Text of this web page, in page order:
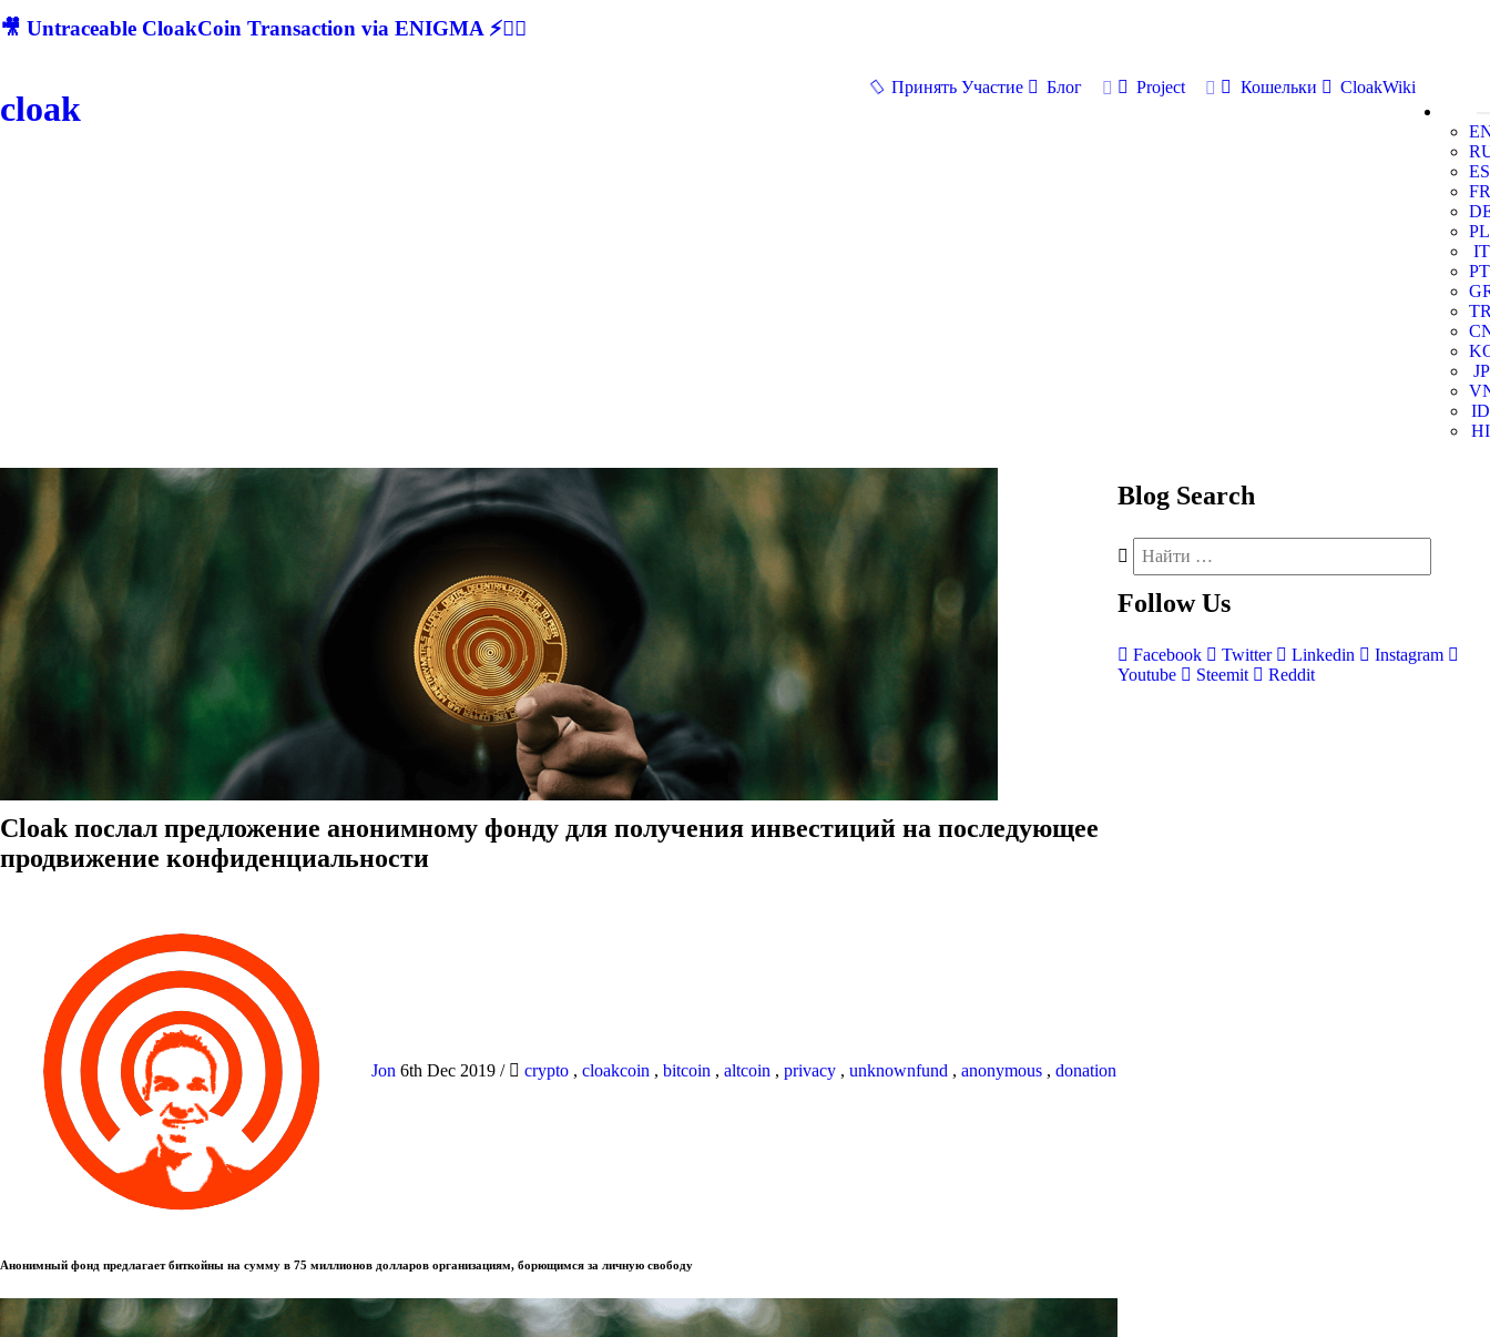
🎥 Untraceable CloakCoin Transaction via ENIGMA ⚡🕵‍♂
cloak
Принять Участие Блог Project Кошельки
CloakWiki
ES
FR
PL
IT
PT
JP
ID
HI
Cloak послал предложение анонимному фонду для получения инвестиций на последующее
продвижение конфиденциальности
Jon 6th Dec 2019 / crypto , cloakcoin , bitcoin , altcoin , privacy , unknownfund , anonymous , donation
Анонимный фонд предлагает биткойны на сумму в 75 миллионов долларов организациям, борющимся за личную свободу
Blog Search
Follow Us
Facebook Twitter Linkedin
Instagram
Youtube
Steemit Reddit